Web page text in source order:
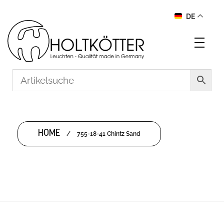
DE
HOME / 755-18-41 Chintz Sand